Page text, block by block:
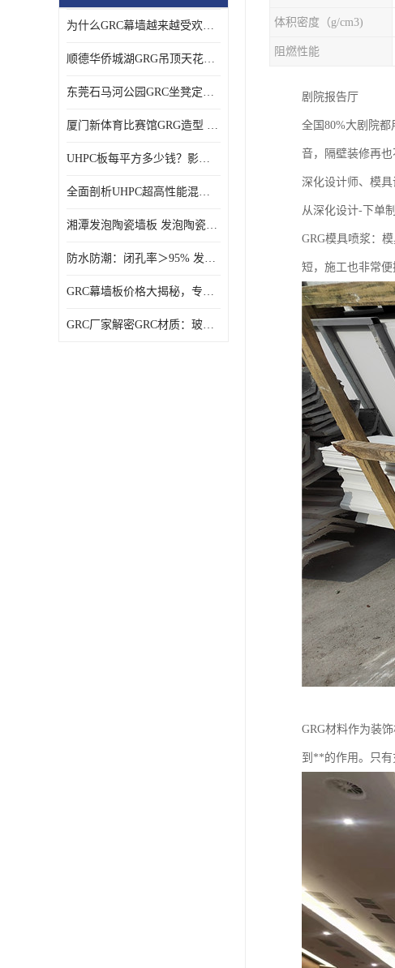
为什么GRC幕墙越来越受欢迎？一起来了解GRC幕墙
顺德华侨城湖GRG吊顶天花GRG材料定制厂家饰纪上品
东莞石马河公园GRC坐凳定制选择广东饰纪上品GRC构件厂家
厦门新体育比赛馆GRG造型 GRG材料 广东GRG厂家
UHPC板每平方多少钱？影响价格的关键因素解析
全面剖析UHPC超高性能混凝土：优势显著，劣势何在？
湘潭发泡陶瓷墙板 发泡陶瓷装饰构件 轻质高强：密度低但抗压强度高
防水防潮：闭孔率＞95% 发泡陶瓷装饰构件 南阳发泡陶瓷厂家
GRC幕墙板价格大揭秘，专业厂家报价助您轻松掌控预算
GRC厂家解密GRC材质：玻璃纤维与水泥复合，创新建筑新选择
体积密度（g/cm3)
阻燃性能
剧院‌报告厅
全国80%大剧院
音，隔壁装修再
深化设计师、模
从深化设计-下单
GRG模具喷浆：
短，施工也非常便
GRG材料作为装
到**的作用。只有